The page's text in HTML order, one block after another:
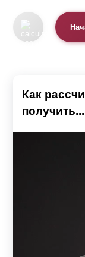
Как
получить...